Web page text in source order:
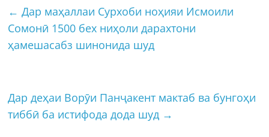
← Дар маҳаллаи Сурхоби ноҳияи Исмоили
Сомонӣ 1500 бех ниҳоли дарахтони
ҳамешасабз шинонида шуд
Дар деҳаи Ворӯи Панҷакент мактаб ва бунгоҳи
тиббӣ ба истифода дода шуд →